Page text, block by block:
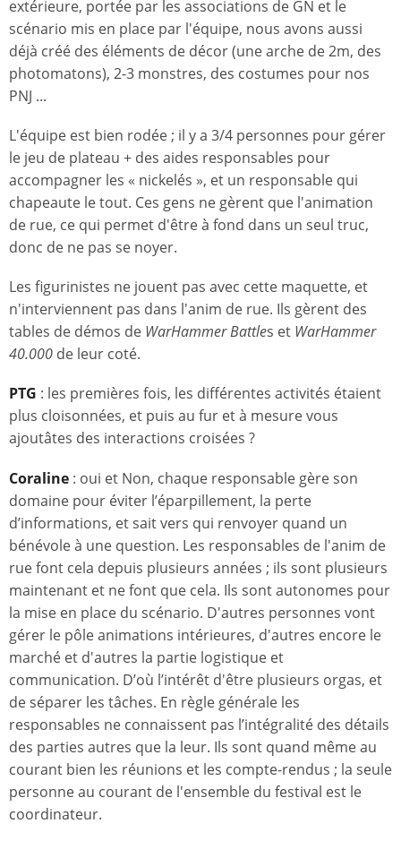
extérieure, portée par les associations de GN et le
scénario mis en place par l'équipe, nous avons aussi
déjà créé des éléments de décor (une arche de 2m, des
photomatons), 2-3 monstres, des costumes pour nos
PNJ ...
L'équipe est bien rodée ; il y a 3/4 personnes pour gérer
le jeu de plateau + des aides responsables pour
accompagner les « nickelés », et un responsable qui
chapeaute le tout. Ces gens ne gèrent que l'animation
de rue, ce qui permet d'être à fond dans un seul truc,
donc de ne pas se noyer.
Les figurinistes ne jouent pas avec cette maquette, et
n'interviennent pas dans l'anim de rue. Ils gèrent des
tables de démos de WarHammer Battles et WarHammer
40.000 de leur coté.
PTG : les premières fois, les différentes activités étaient
plus cloisonnées, et puis au fur et à mesure vous
ajoutâtes des interactions croisées ?
Coraline : oui et Non, chaque responsable gère son
domaine pour éviter l’éparpillement, la perte
d’informations, et sait vers qui renvoyer quand un
bénévole à une question. Les responsables de l'anim de
rue font cela depuis plusieurs années ; ils sont plusieurs
maintenant et ne font que cela. Ils sont autonomes pour
la mise en place du scénario. D'autres personnes vont
gérer le pôle animations intérieures, d'autres encore le
marché et d'autres la partie logistique et
communication. D’où l’intérêt d'être plusieurs orgas, et
de séparer les tâches. En règle générale les
responsables ne connaissent pas l’intégralité des détails
des parties autres que la leur. Ils sont quand même au
courant bien les réunions et les compte-rendus ; la seule
personne au courant de l'ensemble du festival est le
coordinateur.